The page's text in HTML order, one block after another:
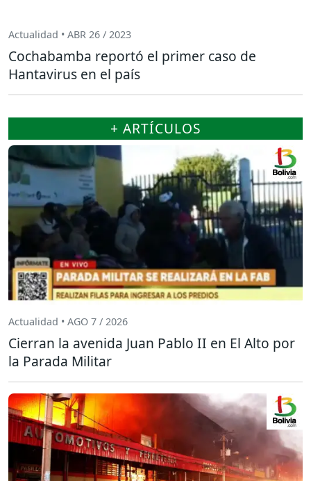
Actualidad • ABR 26 / 2023
Cochabamba reportó el primer caso de
Hantavirus en el país
+ ARTÍCULOS
Actualidad • AGO 7 / 2026
Cierran la avenida Juan Pablo II en El Alto por
la Parada Militar